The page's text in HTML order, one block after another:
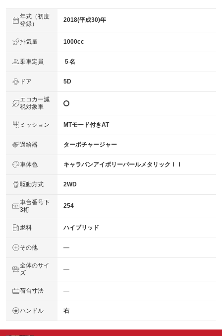
年式（初度
登録）
2018(平成30)年
排気量 1000cc
乗車定員 ５名
ドア 5D
エコカー減
税対象車
ミッション MTモード付きAT
過給器 ターボチャージャー
車体色 キャラバンアイボリーパールメタリックＩＩ
駆動方式 2WD
車台番号下
3桁
254
燃料 ハイブリッド
その他 ―
全体のサイ
ズ
―
荷台寸法 ―
ハンドル 右